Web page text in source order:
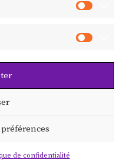
de confidentialité